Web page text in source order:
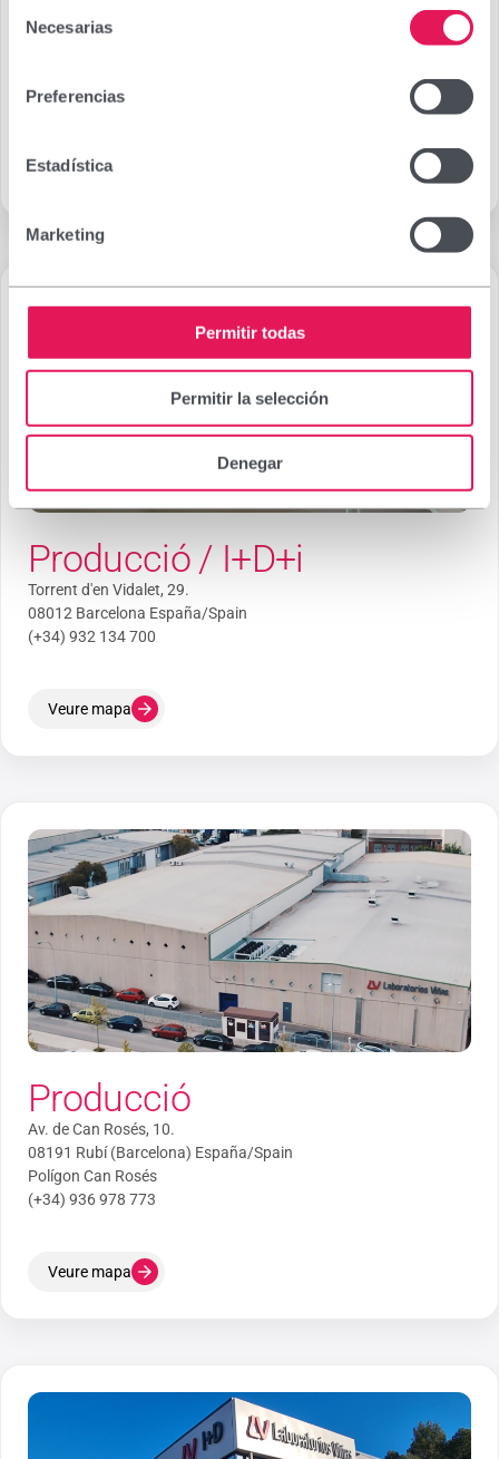
Necesarias
Preferencias
Estadística
Marketing
Permitir todas
Permitir la selección
Denegar
Seu corporativa
(+34) 932 070 512
Veure mapa
Producció / I+D+i
Torrent d'en Vidalet, 29.
08012 Barcelona España/Spain
(+34) 932 134 700
Veure mapa
Producció
Av. de Can Rosés, 10.
08191 Rubí (Barcelona) España/Spain
Polígon Can Rosés
(+34) 936 978 773
Veure mapa